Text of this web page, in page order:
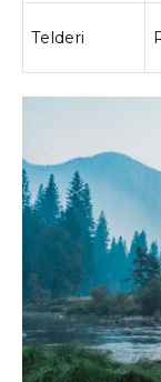
Telderi